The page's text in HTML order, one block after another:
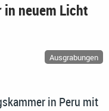
in neuem Licht
Ausgrabungen
in Peru mit